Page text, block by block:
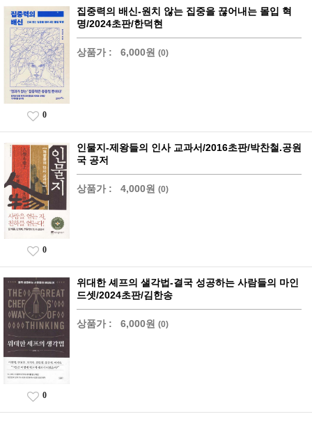
집중력의 배신-원치 않는 집중을 끊어내는 몰입 혁
명/2024초판/한덕현
상품가 : 6,000원 (0)
0
인물지-제왕들의 인사 교과서/2016초판/박찬철.공원
국 공저
상품가 : 4,000원 (0)
0
위대한 셰프의 샐각법-결국 성공하는 사람들의 마인
드셋/2024초판/김한송
상품가 : 6,000원 (0)
0